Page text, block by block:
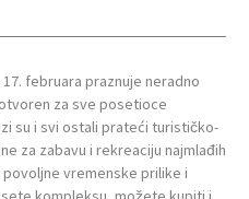
februara praznuje neradno
za sve posetioce
su i svi ostali prateći turističko-
za zabavu i rekreaciju najmlađih
vremenske prilike i